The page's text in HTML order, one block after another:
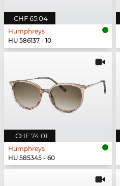
CHF 65.04
Humphreys
HU 586137 - 10
CHF 74.01
Humphreys
HU 585345 - 60